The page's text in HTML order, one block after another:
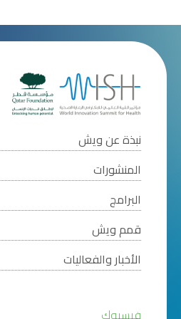
للصحة
النفسية
للأطفال
في
مناطق
نبذة عن ويش
المنشورات
البرامج
قمم ويش
الأخبار والفعاليات